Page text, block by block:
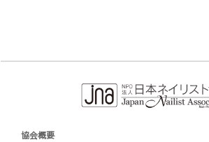
協会概要